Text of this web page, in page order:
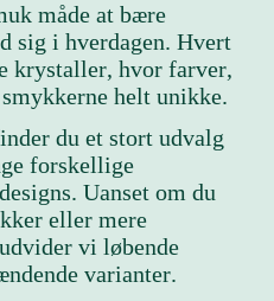
måde at bære
sig i hverdagen. Hvert
krystaller, hvor farver,
helt unikke.
du et stort udvalg
forskellige
Uanset om du
eller mere
vi løbende
varianter.